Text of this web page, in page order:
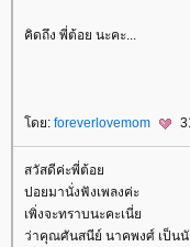
คิดถึง พี่ต้อย นะคะ...
ดย: foreverlovemom
สวัสดีค่ะพี่ต้อ
ปอยมานั่งฟังเพลงค่ะ
เพิ่งจะทราบนะคะเนี่
ว่าคุณศันสนีย์ นาคพงศ์ เป็น